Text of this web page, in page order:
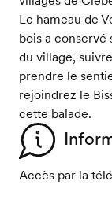
Le hameau de
bois a conservé
du village,
prendre le
rejoindrez le
cette balade.
Accès par la